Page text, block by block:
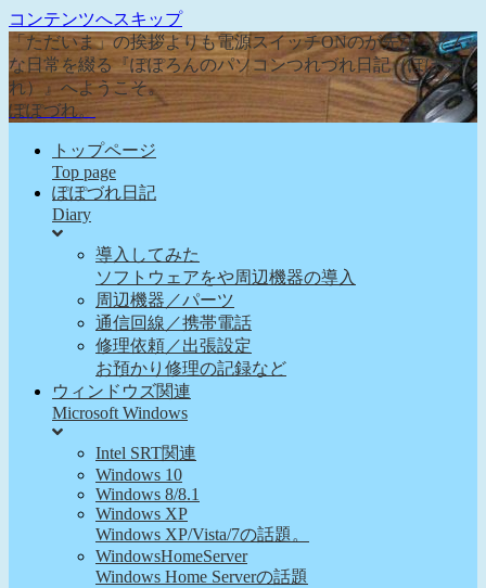
コンテンツへスキップ
「ただいま」の挨拶よりも電源スイッチONのが先な、そん
な日常を綴る『ぽぽろんのパソコンつれづれ日記（ぽぽづ
れ）』へようこそ。
ぽぽづれ。
トップページ
Top page
ぽぽづれ日記
Diary
導入してみた
ソフトウェアをや周辺機器の導入
周辺機器／パーツ
通信回線／携帯電話
修理依頼／出張設定
お預かり修理の記録など
ウィンドウズ関連
Microsoft Windows
Intel SRT関連
Windows 10
Windows 8/8.1
Windows XP
Windows XP/Vista/7の話題。
WindowsHomeServer
Windows Home Serverの話題